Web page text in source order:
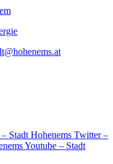
Stadt Hohenems Twitter –
Youtube – Stadt